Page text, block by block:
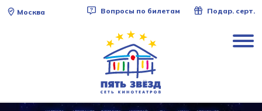
Москва Вопросы по билетам Подар. серт.